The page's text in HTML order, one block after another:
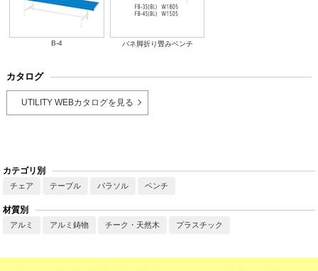
B-4 バネ脚折り畳みベンチ
カタログ
UTILITY WEBカタログを見る
カテゴリ別
チェア テーブル パラソル ベンチ
材質別
アルミ アルミ鋳物 チーク・天然木 プラスチック